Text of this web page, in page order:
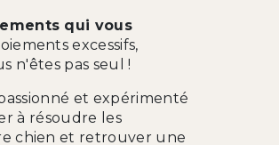
qui vous
excessifs,
n'êtes pas seul !
et expérimenté
à résoudre les
chien et retrouver une